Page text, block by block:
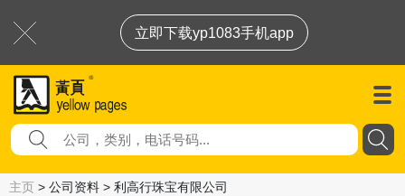
立即下载yp1083手机app
主页 > 公司资料 > 利高行珠宝有限公司